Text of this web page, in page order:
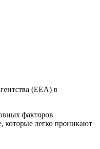
(EEA) в
факторов
которые легко проникают